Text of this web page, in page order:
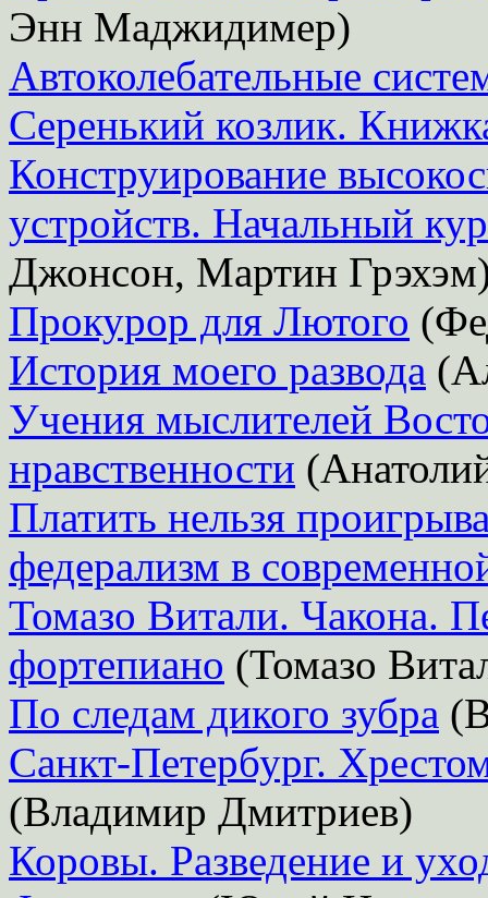
Энн Маджидимер)
Автоколебательные
Серенький козлик.
Конструирование
устройств. Начальный
Джонсон, Мартин
Прокурор для Лютого
История моего развода
Учения мыслителей
нравственности
Платить нельзя
федерализм в
Томазо Витали. Чакона.
фортепиано (Томазо
По следам дикого зубра
Санкт-Петербург.
(Владимир Дмитриев)
Коровы. Разведение и